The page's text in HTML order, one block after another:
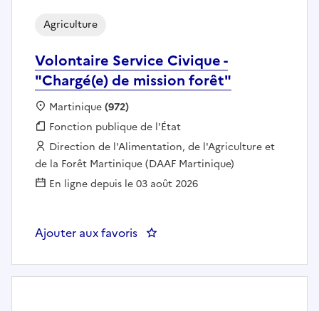
Volontaire Service Civique -
"Chargé(e) de mission forêt"
Agriculture
Localisation :
Martinique(972)
Fonction publique :
Fonction publique de l'État
Employeur :
Direction de l'Alimentation, de l'Agriculture et
de la Forêt Martinique (DAAF Martinique)
En ligne depuis le 03 août 2026
Ajouter aux favoris : Volontaire Service Civique -